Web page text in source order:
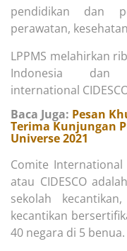
pendidikan dan
perawatan,
LPPMS melahirkan
Indonesia dan
international
Baca Juga: Pesan
Terima Kunjungan
Universe 2021
Comite
atau CIDESCO
sekolah
kecantikan
40 negara di 5 benua.